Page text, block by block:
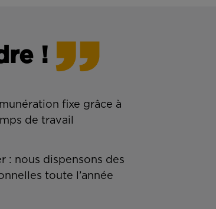
!
fixe grâce à
de travail
: nous dispensons des
toute l’année